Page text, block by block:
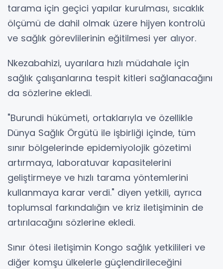
tarama için geçici yapılar kurulması, sıcaklık
ölçümü de dahil olmak üzere hijyen kontrolü
ve sağlık görevlilerinin eğitilmesi yer alıyor.
Nkezabahizi, uyarılara hızlı müdahale için
sağlık çalışanlarına tespit kitleri sağlanacağını
da sözlerine ekledi.
"Burundi hükümeti, ortaklarıyla ve özellikle
Dünya Sağlık Örgütü ile işbirliği içinde, tüm
sınır bölgelerinde epidemiyolojik gözetimi
artırmaya, laboratuvar kapasitelerini
geliştirmeye ve hızlı tarama yöntemlerini
kullanmaya karar verdi." diyen yetkili, ayrıca
toplumsal farkındalığın ve kriz iletişiminin de
artırılacağını sözlerine ekledi.
Sınır ötesi iletişimin Kongo sağlık yetkilileri ve
diğer komşu ülkelerle güçlendirileceğini